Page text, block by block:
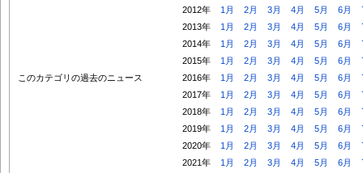
このカテゴリの過去のニュース
2012年 1月 2月 3月 4月 5月 6月
2013年
1月 2月 3月 4月 5月 6月
2014年
1月 2月 3月 4月 5月 6月
2015年
1月 2月 3月 4月 5月 6月
2016年
1月 2月 3月 4月 5月 6月
2017年
1月 2月 3月 4月 5月 6月
2018年
1月 2月 3月 4月 5月 6月
2019年
1月 2月 3月 4月 5月 6月
2020年
1月 2月 3月 4月 5月 6月
2021年
1月 2月 3月 4月 5月 6月